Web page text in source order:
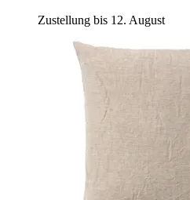
Zustellung bis 12. August